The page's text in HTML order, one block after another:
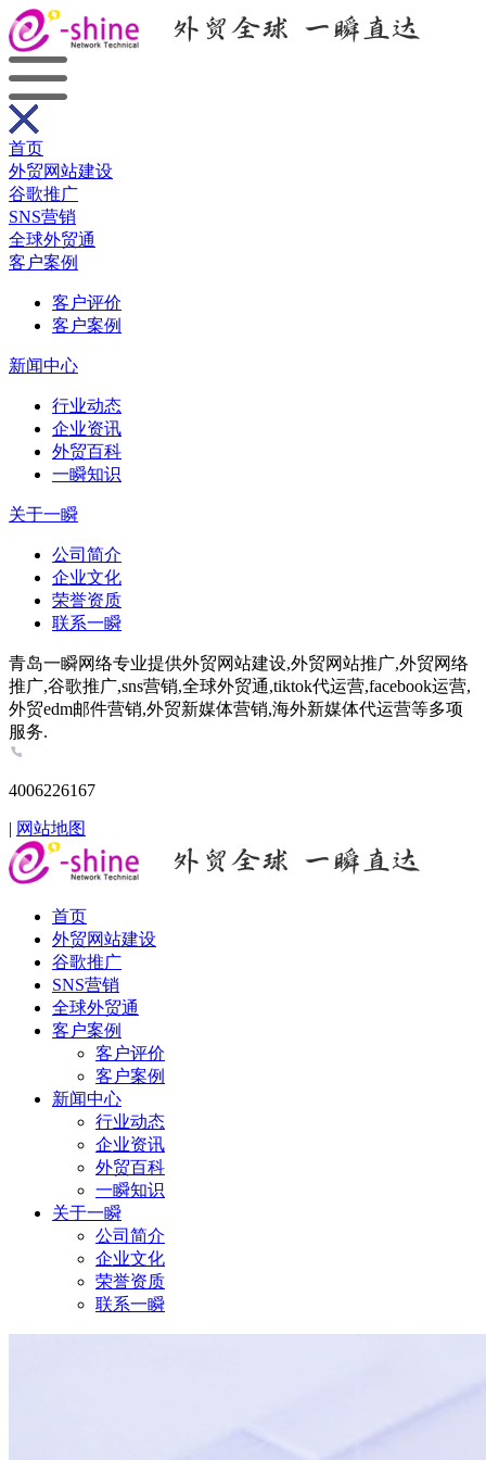
首页
外贸网站建设
谷歌推广
SNS营销
全球外贸通
客户案例
客户评价
客户案例
新闻中心
行业动态
企业资讯
外贸百科
一瞬知识
关于一瞬
公司简介
企业文化
荣誉资质
联系一瞬
青岛一瞬网络专业提供外贸网站建设,外贸网站推广,外贸网络
推广,谷歌推广,sns营销,全球外贸通,tiktok代运营,facebook运营,
外贸edm邮件营销,外贸新媒体营销,海外新媒体代运营等多项
服务.
4006226167
| 网站地图
首页
外贸网站建设
谷歌推广
SNS营销
全球外贸通
客户案例
客户评价
客户案例
新闻中心
行业动态
企业资讯
外贸百科
一瞬知识
关于一瞬
公司简介
企业文化
荣誉资质
联系一瞬